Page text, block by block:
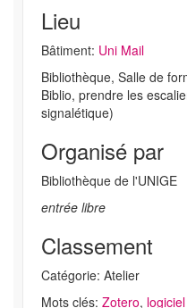
Lieu
Bâtiment: Uni Mail
Bibliothèque, Salle de
Biblio, prendre les
signalétique)
Organisé par
Bibliothèque de l'UNIGE
entrée libre
Classement
Catégorie: Atelier
Mots clés: Zotero,